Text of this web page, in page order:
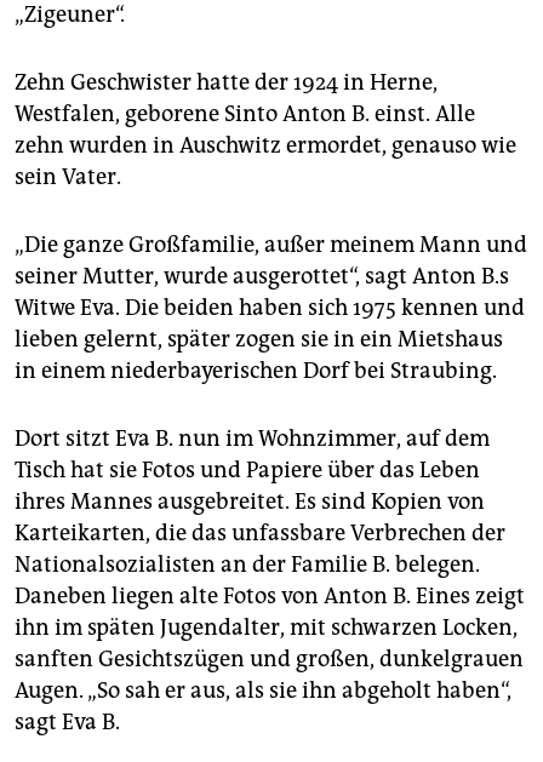
„Zigeuner“.
Zehn Geschwister hatte der 1924 in Herne,
Westfalen, geborene Sinto Anton B. einst. Alle
zehn wurden in Auschwitz ermordet, genauso wie
sein Vater.
„Die ganze Großfamilie, außer meinem Mann und
seiner Mutter, wurde ausgerottet“, sagt Anton B.s
Witwe Eva. Die beiden haben sich 1975 kennen und
lieben gelernt, später zogen sie in ein Mietshaus
in einem niederbayerischen Dorf bei Straubing.
Dort sitzt Eva B. nun im Wohnzimmer, auf dem
Tisch hat sie Fotos und Papiere über das Leben
ihres Mannes ausgebreitet. Es sind Kopien von
Karteikarten, die das unfassbare Verbrechen der
Nationalsozialisten an der Familie B. belegen.
Daneben liegen alte Fotos von Anton B. Eines zeigt
ihn im späten Jugendalter, mit schwarzen Locken,
sanften Gesichtszügen und großen, dunkelgrauen
Augen. „So sah er aus, als sie ihn abgeholt haben“,
sagt Eva B.